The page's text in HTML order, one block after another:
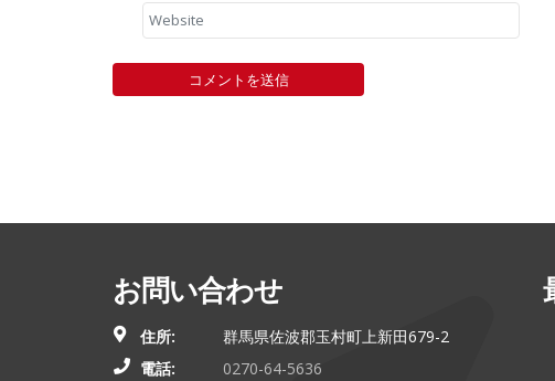
お問い合わせ
住所:
群馬県佐波郡玉村町上新田679-2
電話:
0270-64-5636